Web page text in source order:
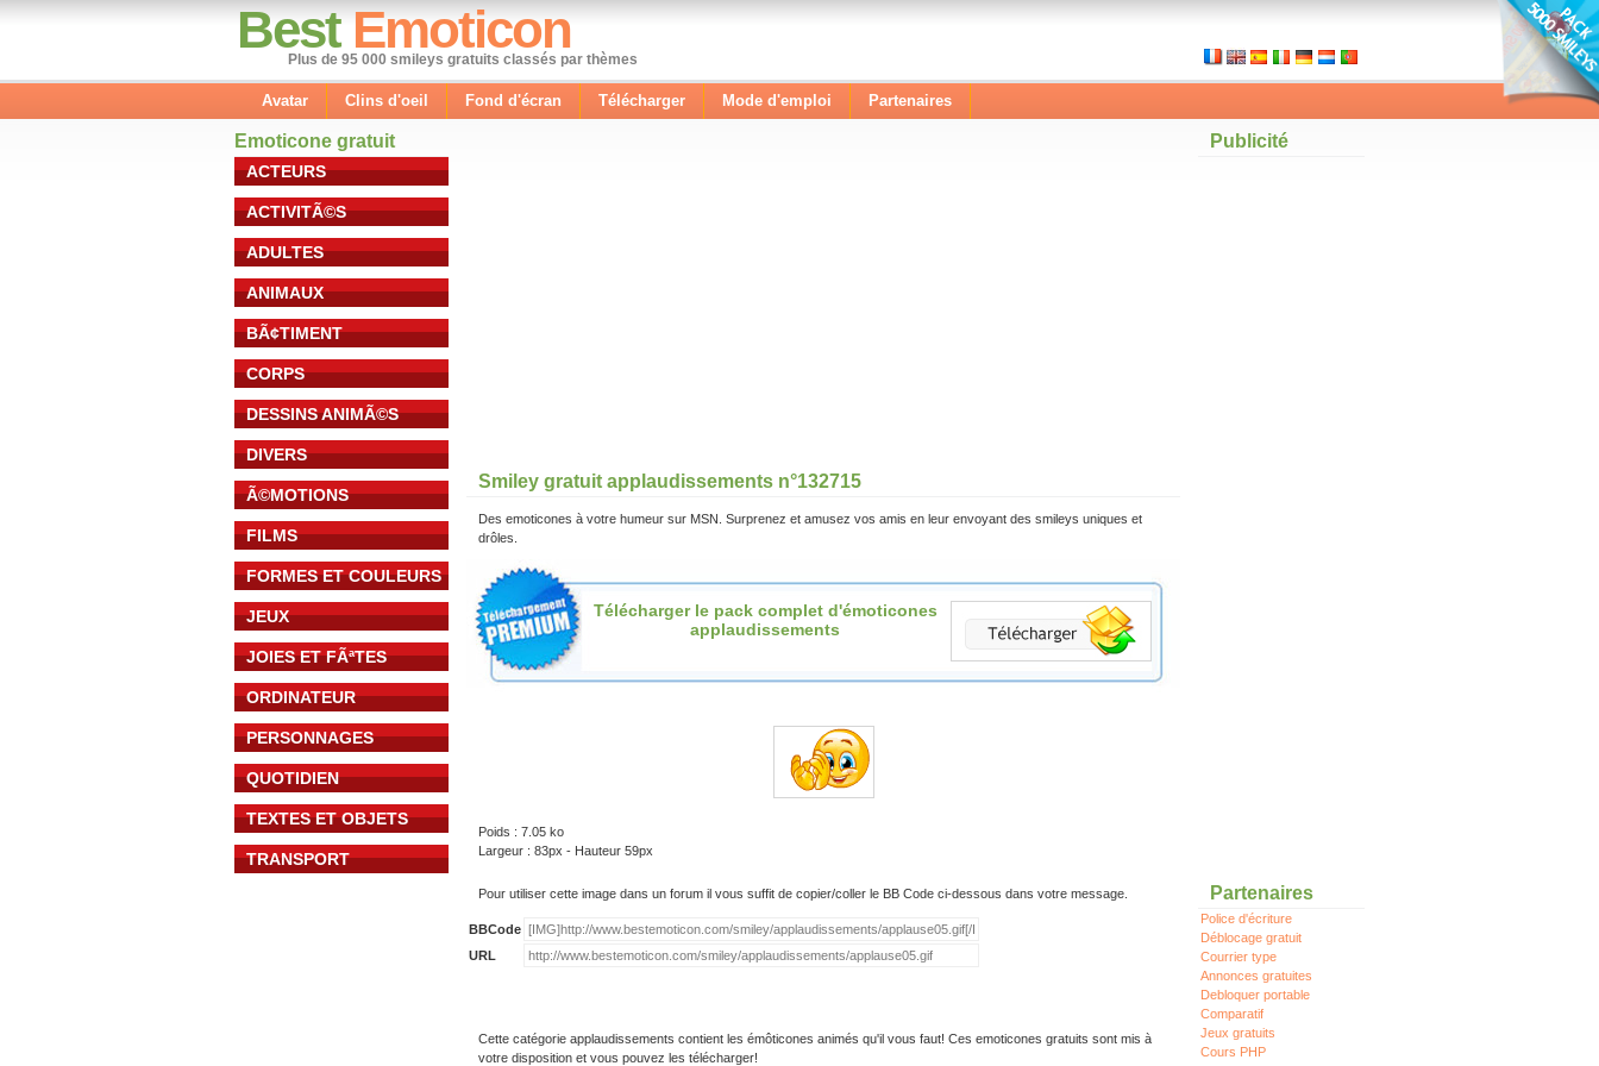
Best Emoticon
Plus de 95 000 smileys gratuits classés par thèmes
Avatar Clins d'oeil Fond d'écran Télécharger Mode d'emploi Partenaires
Emoticone gratuit
ACTEURS
ACTIVITÃ©S
ADULTES
ANIMAUX
BÃ¢TIMENT
CORPS
DESSINS ANIMÃ©S
DIVERS
Ã©MOTIONS
FILMS
FORMES ET COULEURS
JEUX
JOIES ET FÃªTES
ORDINATEUR
PERSONNAGES
QUOTIDIEN
TEXTES ET OBJETS
TRANSPORT
Smiley gratuit applaudissements n°132715
Des emoticones à votre humeur sur MSN. Surprenez et amusez vos amis en leur envoyant des smileys uniques et
drôles.
Télécharger le pack complet d'émoticones
applaudissements
Poids : 7.05 ko
Largeur : 83px - Hauteur 59px
Pour utiliser cette image dans un forum il vous suffit de copier/coller le BB Code ci-dessous dans votre message.
BBCode
URL
Cette catégorie applaudissements contient les émôticones animés qu'il vous faut! Ces emoticones gratuits sont mis à
votre disposition et vous pouvez les télécharger!
Publicité
Partenaires
Police d'écriture
Déblocage gratuit
Courrier type
Annonces gratuites
Debloquer portable
Comparatif
Jeux gratuits
Cours PHP